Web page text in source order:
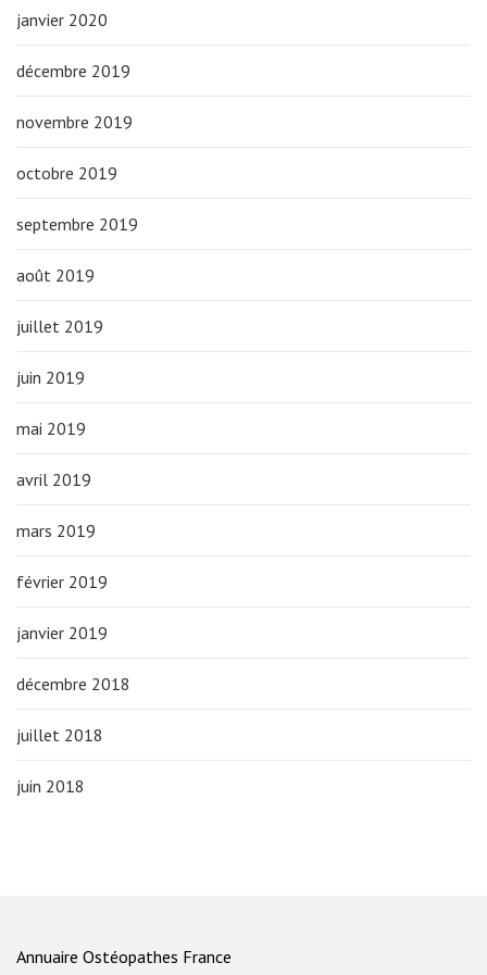
janvier 2020
décembre 2019
novembre 2019
octobre 2019
septembre 2019
août 2019
juillet 2019
juin 2019
mai 2019
avril 2019
mars 2019
février 2019
janvier 2019
décembre 2018
juillet 2018
juin 2018
Annuaire Ostéopathes France